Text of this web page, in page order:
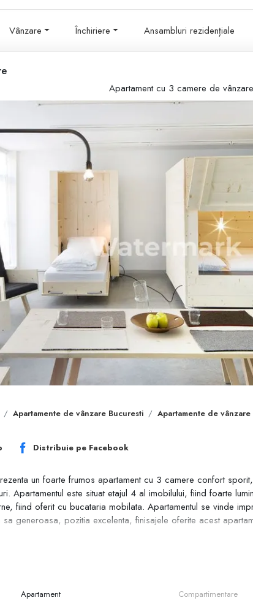
Vânzare Închiriere Ansambluri rezidențiale
Apartament cu 3 camere de vânzare
Apartamente de vânzare Bucuresti Apartamente de
Distribuie pe Facebook
un foarte frumos apartament cu 3 camere confort
Apartamentul este situat etajul 4 al imobilului, fiind foarte
fiind oferit cu bucataria mobilata. Apartamentul se vinde
sa generoasa, pozitia excelenta, finisajele oferite acest
rog sa ma contactati!
Apartament Compartimentare